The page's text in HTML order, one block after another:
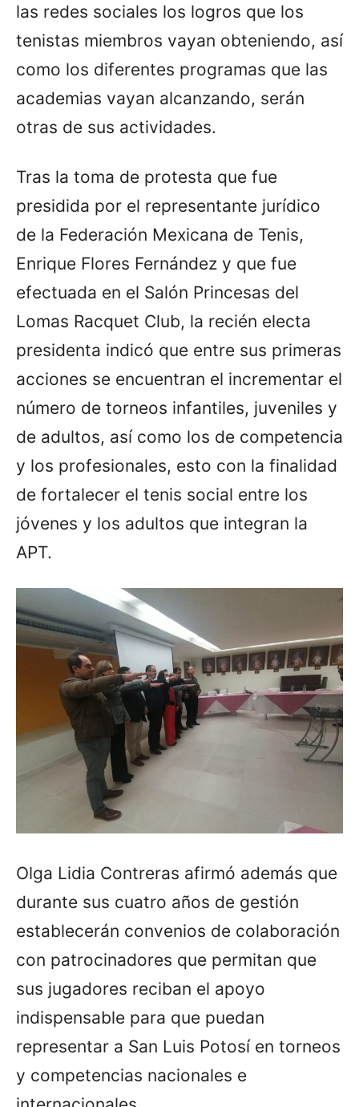
las redes sociales los logros que los
tenistas miembros vayan obteniendo, así
como los diferentes programas que las
academias vayan alcanzando, serán
otras de sus actividades.
Tras la toma de protesta que fue
presidida por el representante jurídico
de la Federación Mexicana de Tenis,
Enrique Flores Fernández y que fue
efectuada en el Salón Princesas del
Lomas Racquet Club, la recién electa
presidenta indicó que entre sus primeras
acciones se encuentran el incrementar el
número de torneos infantiles, juveniles y
de adultos, así como los de competencia
y los profesionales, esto con la finalidad
de fortalecer el tenis social entre los
jóvenes y los adultos que integran la
APT.
Olga Lidia Contreras afirmó además que
durante sus cuatro años de gestión
establecerán convenios de colaboración
con patrocinadores que permitan que
sus jugadores reciban el apoyo
indispensable para que puedan
representar a San Luis Potosí en torneos
y competencias nacionales e